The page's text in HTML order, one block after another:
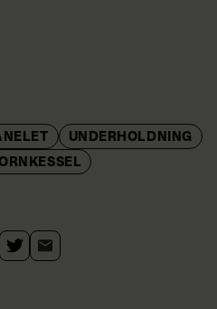
UNDERHOLDNING